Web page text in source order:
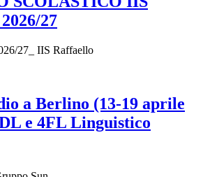
27
27_ IIS Raffaello
a Berlino (13-19 aprile
e 4FL Linguistico